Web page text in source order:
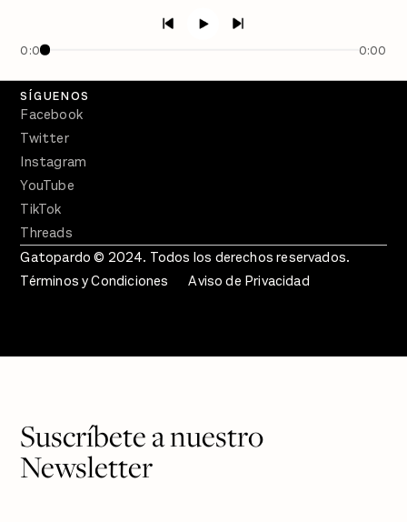
0:00 0:00
Crecer en Distopía
SÍGUENOS
Facebook
Twitter
Instagram
YouTube
TikTok
Threads
Gatopardo © 2024. Todos los derechos reservados.
Términos y Condiciones
Aviso de Privacidad
Suscríbete a nuestro
Newsletter